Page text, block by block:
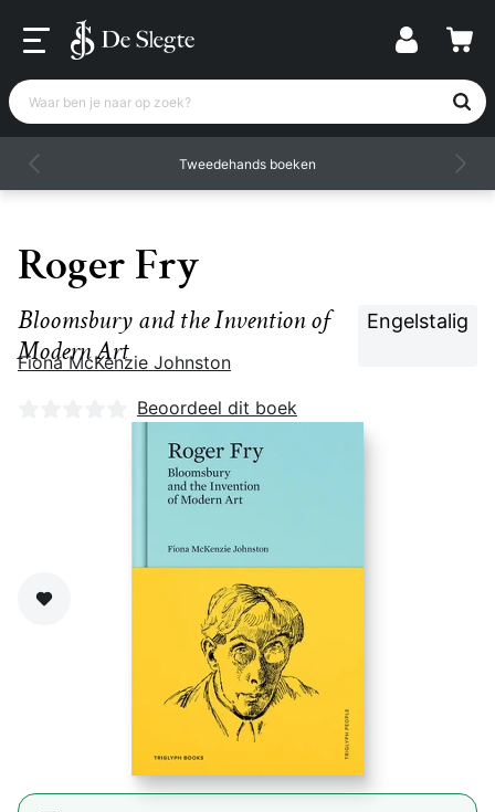
Waar ben je naar op zoek?
Tweedehands boeken
Roger Fry
Bloomsbury and the Invention of
Modern Art
Engelstalig
Fiona McKenzie Johnston
Nog geen beoordelingen
Beoordeel dit boek